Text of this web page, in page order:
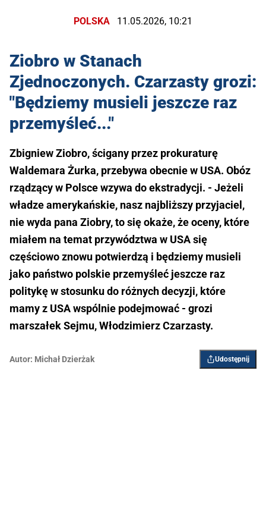
POLSKA 11.05.2026, 10:21
Ziobro w Stanach
Zjednoczonych. Czarzasty grozi:
"Będziemy musieli jeszcze raz
przemyśleć..."
Zbigniew Ziobro, ścigany przez prokuraturę
Waldemara Żurka, przebywa obecnie w USA. Obóz
rządzący w Polsce wzywa do ekstradycji. - Jeżeli
władze amerykańskie, nasz najbliższy przyjaciel,
nie wyda pana Ziobry, to się okaże, że oceny, które
miałem na temat przywództwa w USA się
częściowo znowu potwierdzą i będziemy musieli
jako państwo polskie przemyśleć jeszcze raz
politykę w stosunku do różnych decyzji, które
mamy z USA wspólnie podejmować - grozi
marszałek Sejmu, Włodzimierz Czarzasty.
Autor: Michał Dzierżak Udostępnij